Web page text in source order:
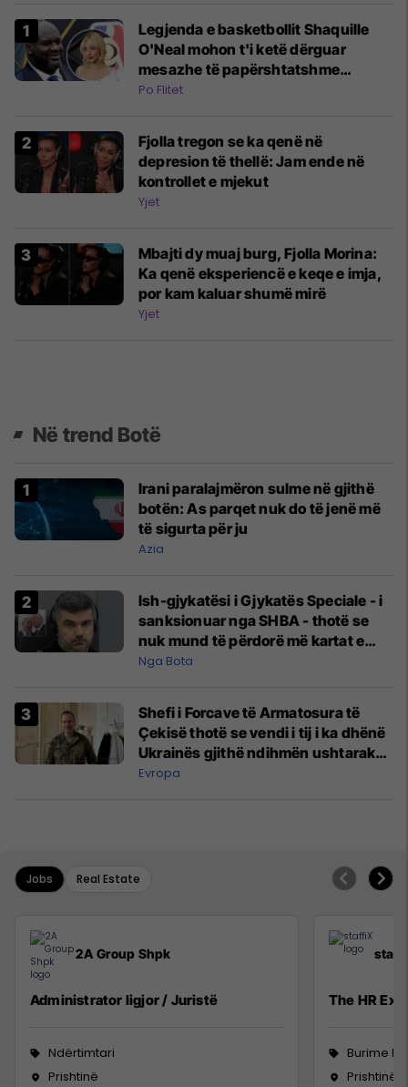
Legjenda e basketbollit Shaquille
O'Neal mohon t'i ketë dërguar
mesazhe të papërshtatshme
Sabrina Carpenter
Po Flitet
Fjolla tregon se ka qenë në
depresion të thellë: Jam ende në
kontrollet e mjekut
Yjet
Mbajti dy muaj burg, Fjolla Morina:
Ka qenë eksperiencë e keqe e imja,
por kam kaluar shumë mirë
Yjet
Në trend Botë
Irani paralajmëron sulme në gjithë
botën: As parqet nuk do të jenë më
të sigurta për ju
Azia
Ish-gjykatësi i Gjykatës Speciale - i
sanksionuar nga SHBA - thotë se
nuk mund të përdorë më kartat e
kreditit e as të porositë gjëra në
Nga Bota
Shefi i Forcave të Armatosura të
Çekisë thotë se vendi i tij i ka dhënë
Ukrainës gjithë ndihmën ushtarake
që mundi
Evropa
Jobs Real Estate
2A Group Shpk
Administrator ligjor / Juristë
Ndërtimtari
Prishtinë
The HR
Burime
Prishtinë